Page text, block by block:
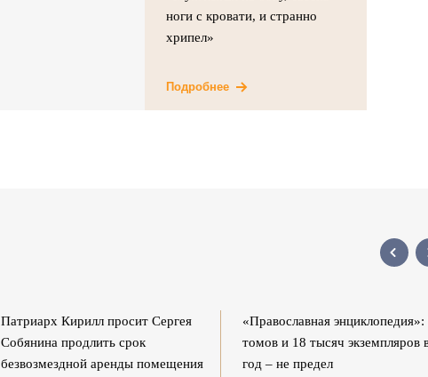
ноги с кровати, и странно
хрипел»
Подробнее
Патриарх Кирилл просит Сергея
Собянина продлить срок
безвозмездной аренды помещения
«Православная энциклопедия»:
томов и 18 тысяч экземпляров
год – не предел